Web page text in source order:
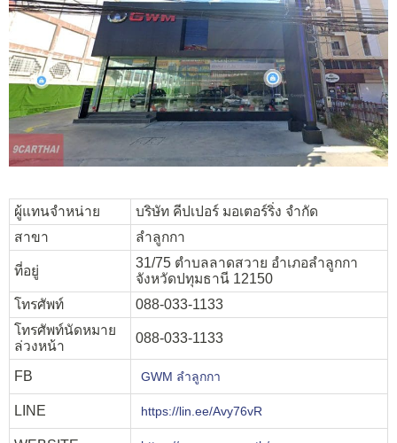
ผู้แทนจำหน่าย
บริษัท คีปเปอร์ มอเตอร์ริ่ง จำกัด
สาขา
ลำลูกกา
ที่อยู่
31/75 ตำบลลาดสวาย อำเภอลำลูกกา
จังหวัดปทุมธานี 12150
โทรศัพท์
088-033-1133
โทรศัพท์นัดหมาย
ล่วงหน้า
088-033-1133
FB GWM ลำลูกกา
LINE https://lin.ee/Avy76vR